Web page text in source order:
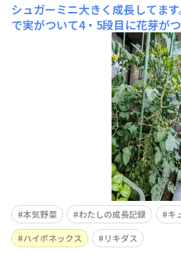
シュガーミニ大きく成長してます
で実がついて4・5段目に花芽が
が少し大きくなったので、そろ
と思ってます。今回はハイポネ
0倍を使おうと思ってます。100
追肥したか記入してプランター
本気野菜 わたしの成長記録 キ
ハイポネックス
リキダス